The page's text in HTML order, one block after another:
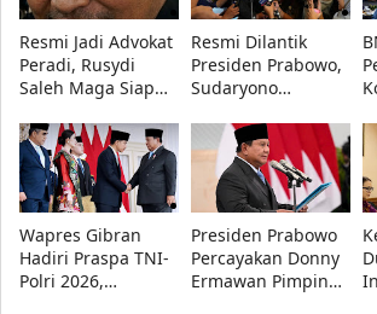
Resmi Jadi Advokat
Peradi, Rusydi
Saleh Maga Siap
dan Lindungi
Kebebasan Pers
Resmi Dilantik
Presiden Prabowo,
Sudaryono
Transparan dan
Bebas Konflik
Kepentingan
Wapres Gibran
Hadiri Praspa TNI-
Polri 2026,
Presiden Prabowo
Percayakan Donny
Ermawan Pimpin